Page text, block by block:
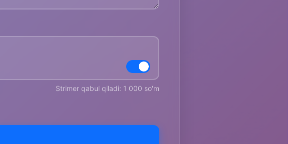
Strimer qabul qiladi: 1 000 so'm